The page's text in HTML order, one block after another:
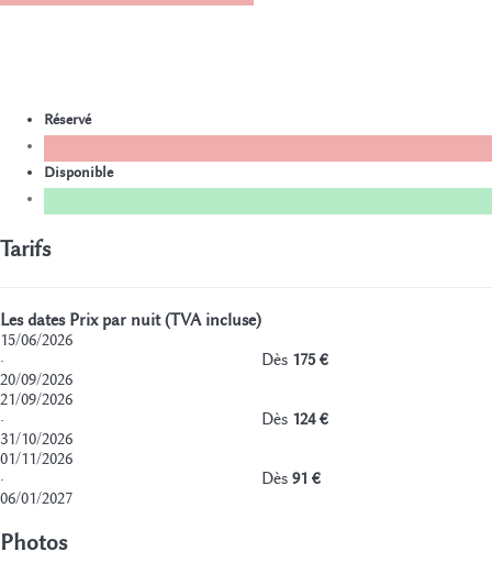
Réservé
Disponible
Tarifs
Les dates Prix par nuit (TVA incluse)
15/06/2026
·
20/09/2026
Dès 175 €
21/09/2026
·
31/10/2026
Dès 124 €
01/11/2026
·
06/01/2027
Dès 91 €
Photos